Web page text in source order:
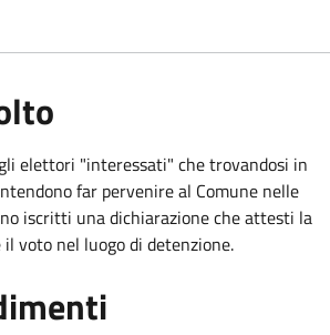
elettori "interessati" che trovandosi in
far pervenire al Comune nelle
iscritti una dichiarazione che attesti la
voto nel luogo di detenzione.